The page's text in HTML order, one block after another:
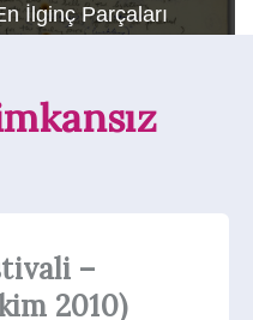
İlginç Parçaları
–
2010)